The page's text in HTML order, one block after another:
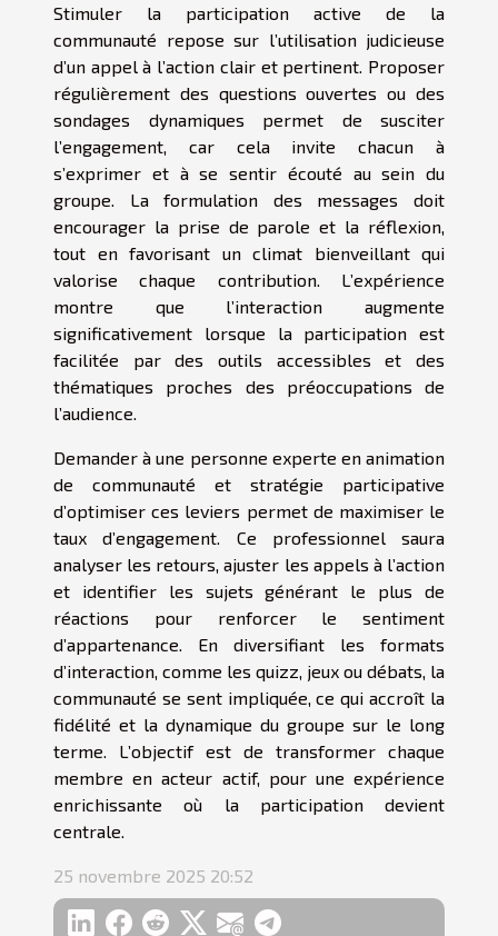
Stimuler la participation active de la
communauté repose sur l’utilisation judicieuse
d’un appel à l’action clair et pertinent. Proposer
régulièrement des questions ouvertes ou des
sondages dynamiques permet de susciter
l’engagement, car cela invite chacun à
s’exprimer et à se sentir écouté au sein du
groupe. La formulation des messages doit
encourager la prise de parole et la réflexion,
tout en favorisant un climat bienveillant qui
valorise chaque contribution. L’expérience
montre que l’interaction augmente
significativement lorsque la participation est
facilitée par des outils accessibles et des
thématiques proches des préoccupations de
l’audience.
Demander à une personne experte en animation
de communauté et stratégie participative
d’optimiser ces leviers permet de maximiser le
taux d’engagement. Ce professionnel saura
analyser les retours, ajuster les appels à l’action
et identifier les sujets générant le plus de
réactions pour renforcer le sentiment
d’appartenance. En diversifiant les formats
d’interaction, comme les quizz, jeux ou débats, la
communauté se sent impliquée, ce qui accroît la
fidélité et la dynamique du groupe sur le long
terme. L’objectif est de transformer chaque
membre en acteur actif, pour une expérience
enrichissante où la participation devient
centrale.
25 novembre 2025 20:52